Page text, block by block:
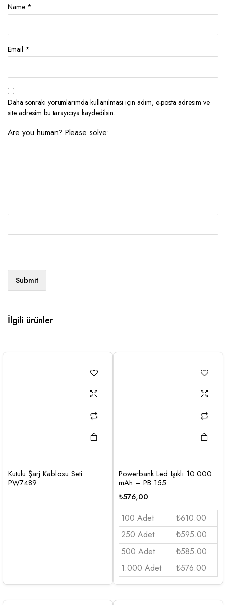
Name *
Email *
Daha sonraki yorumlarımda kullanılması için adım, e-posta adresim ve
site adresim bu tarayıcıya kaydedilsin.
Are you human? Please solve:
İlgili ürünler
Kutulu Şarj Kablosu Seti
PW7489
Powerbank Led Işıklı 10.000
mAh – PB 155
₺576,00
100 Adet
₺610.00
250 Adet
₺595.00
500 Adet
₺585.00
1.000 Adet
₺576.00